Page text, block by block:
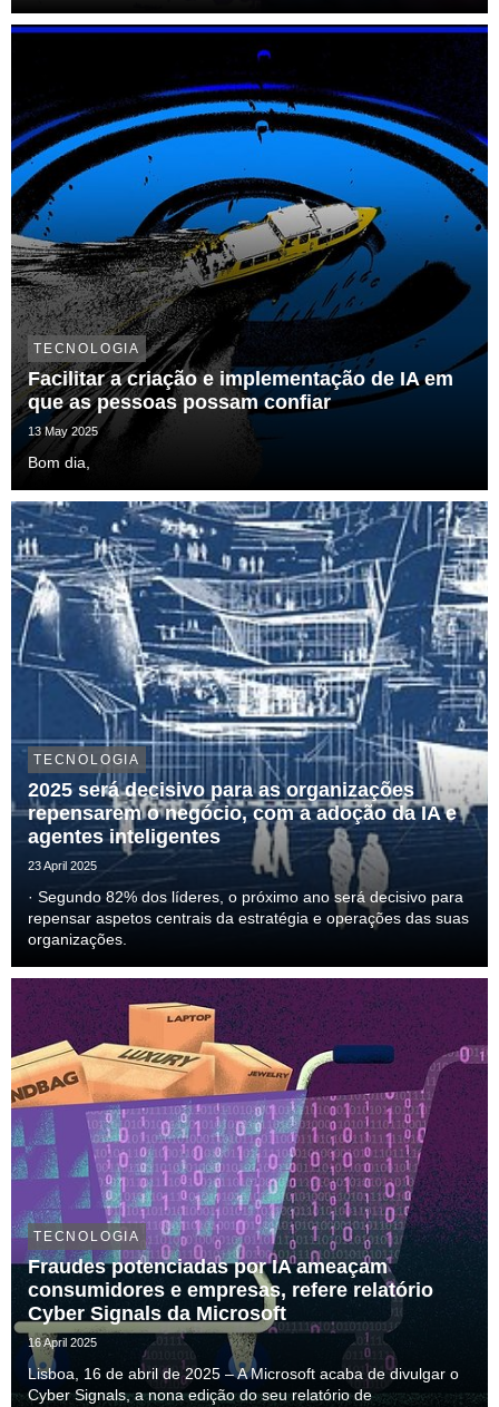
TECNOLOGIA
Facilitar a criação e implementação de IA em
que as pessoas possam confiar
13 May 2025
Bom dia,
TECNOLOGIA
2025 será decisivo para as organizações
repensarem o negócio, com a adoção da IA e
agentes inteligentes
23 April 2025
· Segundo 82% dos líderes, o próximo ano será decisivo para
repensar aspetos centrais da estratégia e operações das suas
organizações.
TECNOLOGIA
Fraudes potenciadas por IA ameaçam
consumidores e empresas, refere relatório
Cyber Signals da Microsoft
16 April 2025
Lisboa, 16 de abril de 2025 – A Microsoft acaba de divulgar o
Cyber Signals, a nona edição do seu relatório de